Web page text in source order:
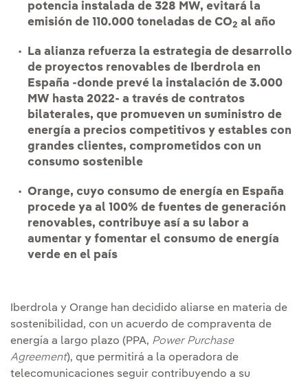
potencia instalada de 328 MW, evitará la
emisión de 110.000 toneladas de CO2 al año
La alianza refuerza la estrategia de desarrollo
de proyectos renovables de Iberdrola en
España -donde prevé la instalación de 3.000
MW hasta 2022- a través de contratos
bilaterales, que promueven un suministro de
energía a precios competitivos y estables con
grandes clientes, comprometidos con un
consumo sostenible
Orange, cuyo consumo de energía en España
procede ya al 100% de fuentes de generación
renovables, contribuye así a su labor a
aumentar y fomentar el consumo de energía
verde en el país
Iberdrola y Orange han decidido aliarse en materia de
sostenibilidad, con un acuerdo de compraventa de
energía a largo plazo (PPA, Power Purchase
Agreement), que permitirá a la operadora de
telecomunicaciones seguir contribuyendo a su